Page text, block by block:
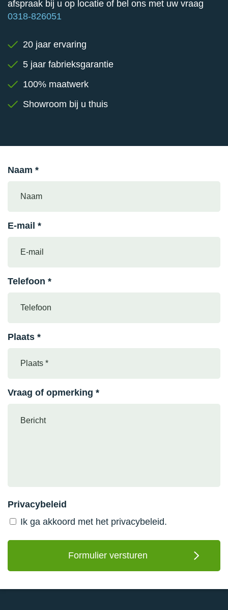
Naam *
E-mail *
Telefoon *
Plaats *
Vraag of opmerking *
Privacybeleid
Ik ga akkoord met het privacybeleid.
afspraak bij u op locatie of bel ons met uw vraag
0318-826051
20 jaar ervaring
5 jaar fabrieksgarantie
100% maatwerk
Showroom bij u thuis